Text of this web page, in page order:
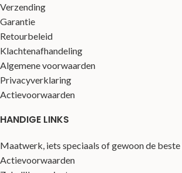
Verzending
Garantie
Retourbeleid
Klachtenafhandeling
Algemene voorwaarden
Privacyverklaring
Actievoorwaarden
HANDIGE LINKS
Maatwerk, iets speciaals of gewoon de beste
Actievoorwaarden